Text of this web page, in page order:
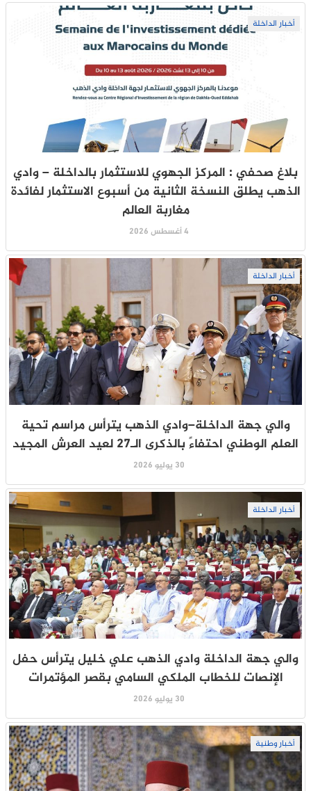
أخبار الداخلة
بلاغ صحفي : المركز الجهوي للاستثمار بالداخلة – وادي
الذهب يطلق النسخة الثانية من أسبوع الاستثمار لفائدة
مغاربة العالم
4 أغسطس 2026
أخبار الداخلة
والي جهة الداخلة–وادي الذهب يترأس مراسم تحية
العلم الوطني احتفاءً بالذكرى الـ27 لعيد العرش المجيد
30 يوليو 2026
أخبار الداخلة
والي جهة الداخلة وادي الذهب علي خليل يترأس حفل
الإنصات للخطاب الملكي السامي بقصر المؤتمرات
30 يوليو 2026
أخبار وطنية